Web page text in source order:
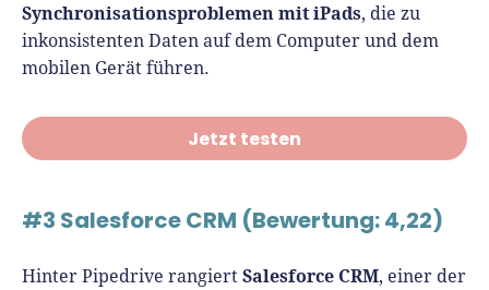
Synchronisationsproblemen mit iPads, die zu
inkonsistenten Daten auf dem Computer und dem
mobilen Gerät führen.
Jetzt testen
#3 Salesforce CRM (Bewertung: 4,22)
Hinter Pipedrive rangiert Salesforce CRM, einer der